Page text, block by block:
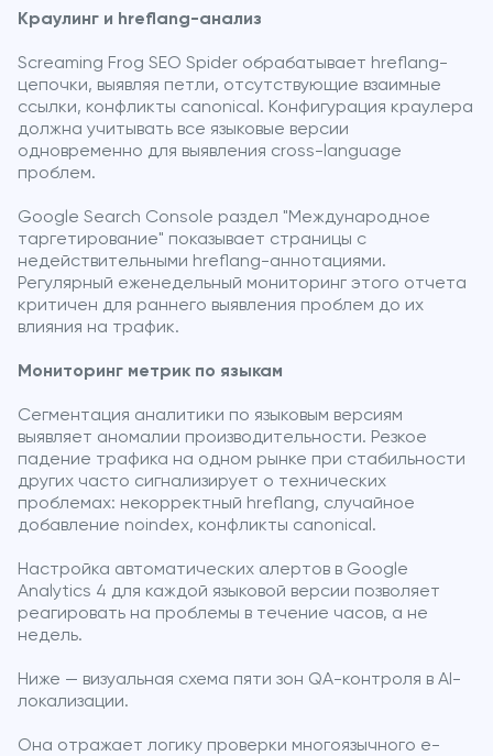
Краулинг и hreflang-анализ
Screaming Frog SEO Spider обрабатывает hreflang-
цепочки, выявляя петли, отсутствующие взаимные
ссылки, конфликты canonical. Конфигурация краулера
должна учитывать все языковые версии
одновременно для выявления cross-language
проблем.
Google Search Console раздел "Международное
таргетирование" показывает страницы с
недействительными hreflang-аннотациями.
Регулярный еженедельный мониторинг этого отчета
критичен для раннего выявления проблем до их
влияния на трафик.
Мониторинг метрик по языкам
Сегментация аналитики по языковым версиям
выявляет аномалии производительности. Резкое
падение трафика на одном рынке при стабильности
других часто сигнализирует о технических
проблемах: некорректный hreflang, случайное
добавление noindex, конфликты canonical.
Настройка автоматических алертов в Google
Analytics 4 для каждой языковой версии позволяет
реагировать на проблемы в течение часов, а не
недель.
Ниже — визуальная схема пяти зон QA-контроля в AI-
локализации.
Она отражает логику проверки многоязычного e-